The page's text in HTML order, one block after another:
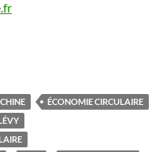
CHINE
ÉCONOMIE CIRCULAIRE